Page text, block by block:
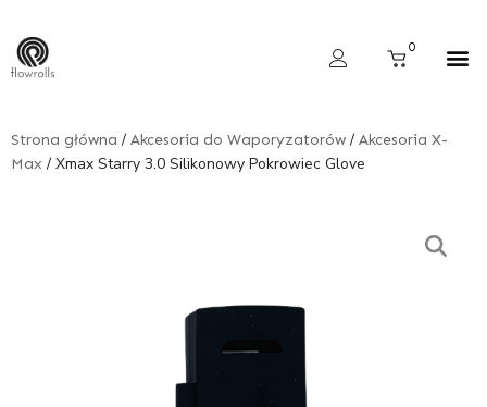
content
0
Cart
Strona główna / Akcesoria do Waporyzatorów/ Akcesoria X-
Max / Xmax Starry 3.0 Silikonowy Pokrowiec Glove